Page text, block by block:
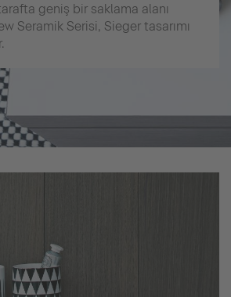
geniş bir saklama alanı
Seramik Serisi, Sieger tasarımı